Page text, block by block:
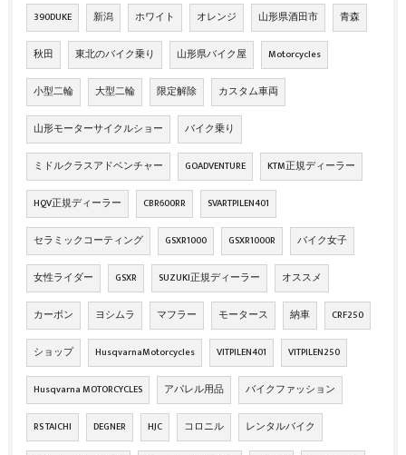
390DUKE 新潟 ホワイト オレンジ 山形県酒田市 青森
秋田 東北のバイク乗り 山形県バイク屋 Motorcycles
小型二輪 大型二輪 限定解除 カスタム車両
山形モーターサイクルショー バイク乗り
ミドルクラスアドベンチャー GOADVENTURE KTM正規ディーラー
HQV正規ディーラー CBR600RR SVARTPILEN401
セラミックコーティング GSXR1000 GSXR1000R バイク女子
女性ライダー GSXR SUZUKI正規ディーラー オススメ
カーボン ヨシムラ マフラー モータース 納車 CRF250
ショップ HusqvarnaMotorcycles VITPILEN401 VITPILEN250
Husqvarna MOTORCYCLES アパレル用品 バイクファッション
RS TAICHI DEGNER HJC コロニル レンタルバイク